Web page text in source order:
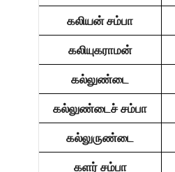
கலியன் சம்பா
கலியுகராமன்
கல்லுண்டை
கல்லுண்டைச் சம்பா
கல்லுருண்டை
களர் சம்பா